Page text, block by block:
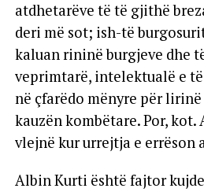
atdhetarëve të të gjithë
deri më sot; ish-të
kaluan rininë burgjeve dhe
veprimtarë, intelektualë e
në çfarëdo mënyre për lirinë
kauzën kombëtare. Por,
vlejnë kur urrejtja e errëson
Albin Kurti është fajtor